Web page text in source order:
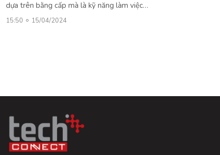
dựa trên bằng cấp mà là kỹ năng làm việc…
15:50 15/04/2024